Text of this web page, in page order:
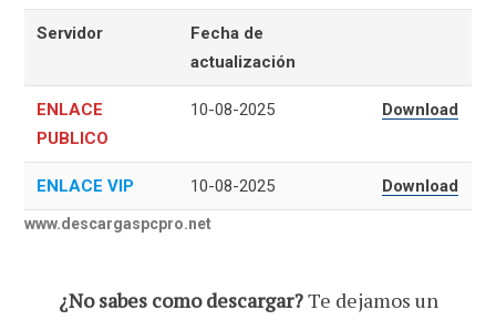
Servidor
Fecha de
actualización
ENLACE
PUBLICO
10-08-2025 Download
ENLACE VIP 10-08-2025 Download
www.descargaspcpro.net
¿No sabes como descargar?Te dejamos un